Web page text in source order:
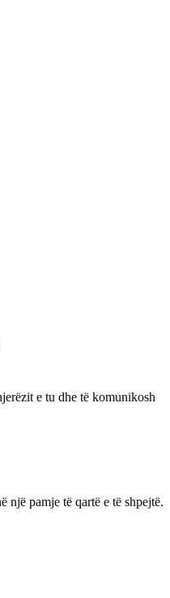
e tu dhe të komunikosh
një pamje të qartë e të shpejtë.